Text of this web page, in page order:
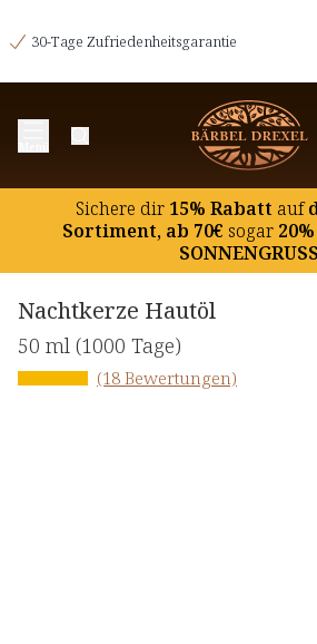
30-Tage Zufriedenheitsgarantie
Sichere dir15% Rabatt auf
Sortiment, ab 70€ sogar20%
SONNENGRUSS
Nachtkerze Hautöl
50 ml (1000 Tage)
(18 Bewertungen)